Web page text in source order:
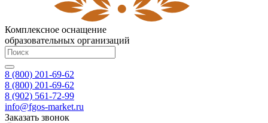
Комплексное оснащение
образовательных организаций
8 (800) 201-69-62
8 (800) 201-69-62
8 (902) 561-72-99
info@fgos-market.ru
Заказать звонок